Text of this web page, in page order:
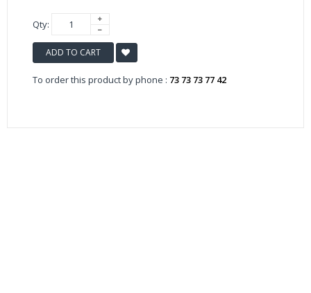
Qty:
ADD TO CART
To order this product by phone : 73 73 73 77 42